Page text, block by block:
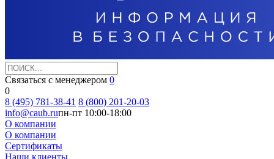
Связаться с менеджером 0
0
8 (495) 781-38-41 8 (800) 201-20-03
info@caub.ruпн-пт 10:00-18:00
О компании
О компании
Сертификаты
Наши клиенты